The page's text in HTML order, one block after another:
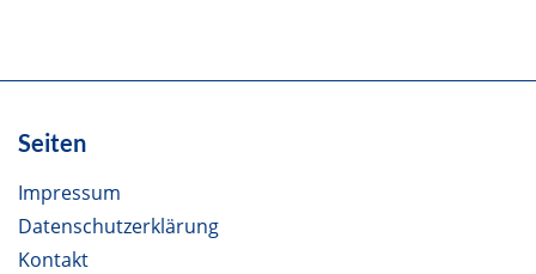
Seiten
Impressum
Datenschutzerklärung
Kontakt